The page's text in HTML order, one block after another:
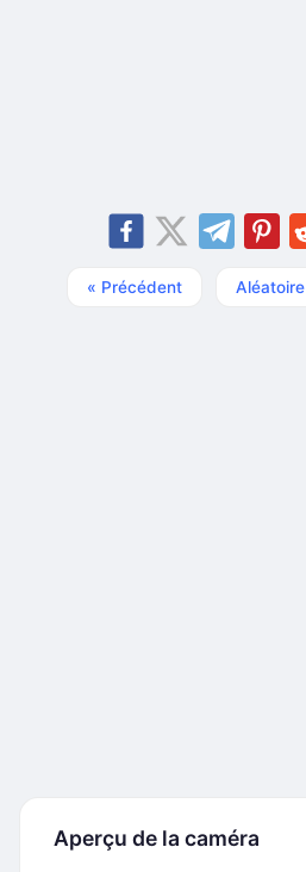
« Précédent Aléatoire
Aperçu de la caméra